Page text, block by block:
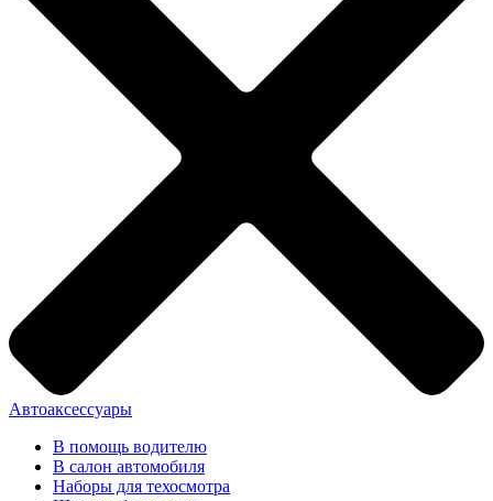
Автоаксессуары
В помощь водителю
В салон автомобиля
Наборы для техосмотра